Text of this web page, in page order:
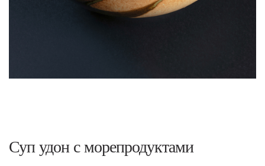
Суп удон с морепродуктами